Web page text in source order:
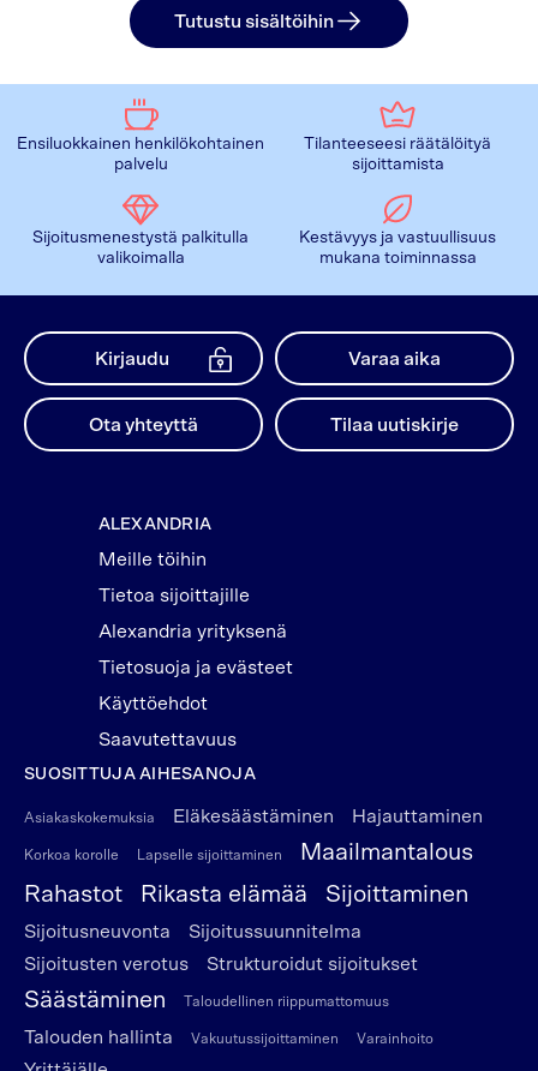
Tutustu sisältöihin
Ensiluokkainen henkilökohtainen
palvelu
Tilanteeseesi räätälöityä
sijoittamista
Sijoitusmenestystä palkitulla
valikoimalla
Kestävyys ja vastuullisuus
mukana toiminnassa
Kirjaudu Varaa aika
Ota yhteyttä Tilaa uutiskirje
ALEXANDRIA
Meille töihin
Tietoa sijoittajille
Alexandria yrityksenä
Tietosuoja ja evästeet
Käyttöehdot
Saavutettavuus
SUOSITTUJA AIHESANOJA
Asiakaskokemuksia Eläkesäästäminen Hajauttaminen
Korkoa korolle Lapselle sijoittaminen
Maailmantalous
Rahastot
Rikasta elämää Sijoittaminen
Sijoitusneuvonta
Sijoitussuunnitelma
Sijoitusten verotus
Strukturoidut sijoitukset
Säästäminen Taloudellinen riippumattomuus
Talouden hallinta Vakuutussijoittaminen Varainhoito